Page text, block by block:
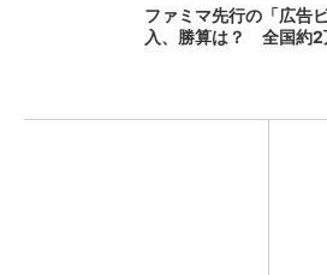
ファミマ先行の「広告
入、勝算は？ 全国約2